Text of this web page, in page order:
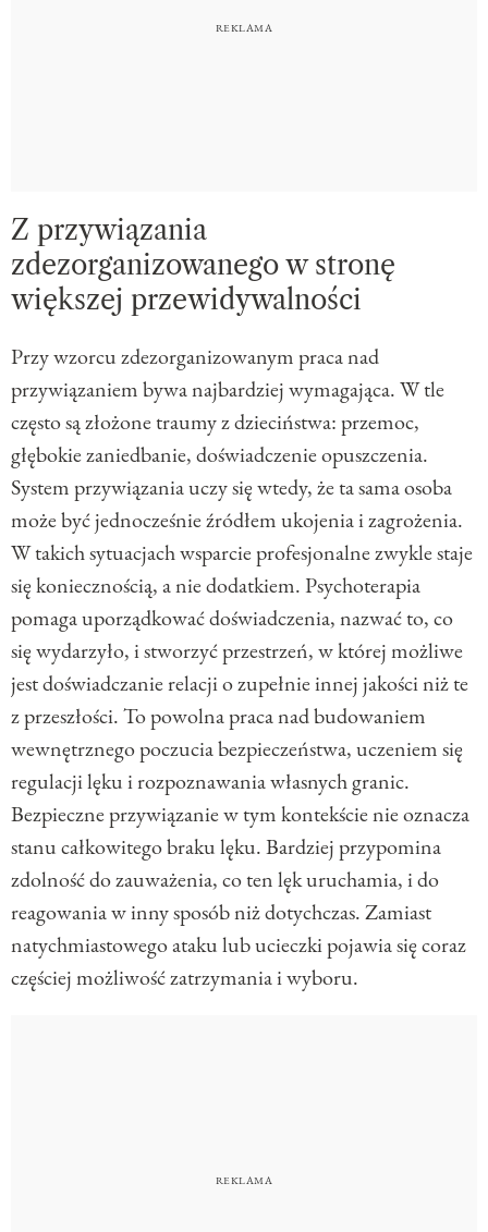
Z przywiązania
zdezorganizowanego w stronę
większej przewidywalności
Przy wzorcu zdezorganizowanym praca nad
przywiązaniem bywa najbardziej wymagająca. W tle
często są złożone traumy z dzieciństwa: przemoc,
głębokie zaniedbanie, doświadczenie opuszczenia.
System przywiązania uczy się wtedy, że ta sama osoba
może być jednocześnie źródłem ukojenia i zagrożenia.
W takich sytuacjach wsparcie profesjonalne zwykle staje
się koniecznością, a nie dodatkiem. Psychoterapia
pomaga uporządkować doświadczenia, nazwać to, co
się wydarzyło, i stworzyć przestrzeń, w której możliwe
jest doświadczanie relacji o zupełnie innej jakości niż te
z przeszłości. To powolna praca nad budowaniem
wewnętrznego poczucia bezpieczeństwa, uczeniem się
regulacji lęku i rozpoznawania własnych granic.
Bezpieczne przywiązanie w tym kontekście nie oznacza
stanu całkowitego braku lęku. Bardziej przypomina
zdolność do zauważenia, co ten lęk uruchamia, i do
reagowania w inny sposób niż dotychczas. Zamiast
natychmiastowego ataku lub ucieczki pojawia się coraz
częściej możliwość zatrzymania i wyboru.